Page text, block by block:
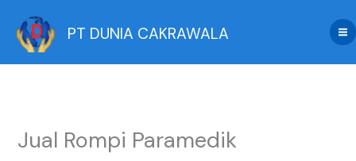
content
PT DUNIA CAKRAWALA
Jual Rompi Paramedik